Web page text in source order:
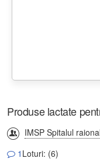
Produse lactate
IMSP Spitalul
1 Loturi: (6)